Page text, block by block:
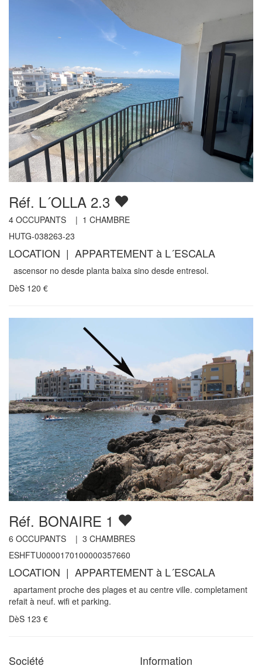
Réf. L´OLLA 2.3
4 OCCUPANTS | 1 CHAMBRE
HUTG-038263-23
LOCATION | APPARTEMENT à L´ESCALA
ascensor no desde planta baixa sino desde entresol.
DèS 120 €
Réf. BONAIRE 1
6 OCCUPANTS | 3 CHAMBRES
ESHFTU0000170100000357660
LOCATION | APPARTEMENT à L´ESCALA
apartament proche des plages et au centre ville. completament
refait à neuf. wifi et parking.
DèS 123 €
Société Information